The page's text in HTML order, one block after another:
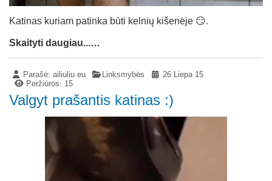
Katinas kuriam patinka būti kelnių kišenėje 😏.
Skaityti daugiau...…
Parašė:ailiuliu.eu Linksmybės
26 Liepa 15
Peržiūros: 15
Valgyt prašantis katinas :)